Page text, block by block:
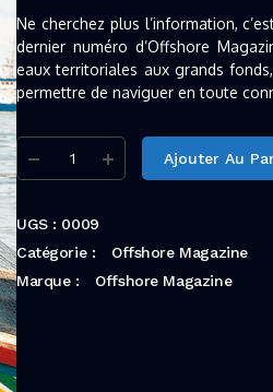
Ne cherchez plus l’information,
dernier numéro d’Offshore
eaux territoriales aux grands
permettre de naviguer en toute
Ajouter Au
UGS : 0009
Catégorie :
Offshore Magazine
Marque :
Offshore Magazine